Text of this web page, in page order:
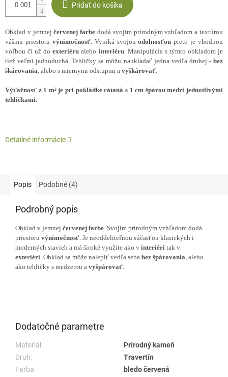
Pridať do košíka
Obklad v jemnejčervenej farbe dodá svojim prírodným vzhľadom a textúrou
vášmu priestoru výnimočnosť. Vyniká svojouodolnosťou preto je vhodnou
voľbou či už doexteriéru alebo interiéru. Manipulácia s týmto obkladom je
tiež veľmi jednoduchá. Tehličky sa môžu naukladať jedna vedľa druhej - bez
škárovania, alebo s miernymi odstupmi a vyškárovať.
Výťažnosť z 1 m² je pri pokládke rátaná s 1 cm špárou medzi jednotlivými
tehličkami.
Detailné informácie
Popis Podobné (4)
Podrobný popis
Obklad v jemnej červenej farbe. Svojim prírodným vzhľadom dodá
priestoru výnimočnosť. Je neoddeliteľnou súčasťou klasických i
moderných stavieb a má široké využite ako v interiéri tak v
exteriéri. Obklad sa môže nalepiť vedľa seba bez špárovania, alebo
ako tehličky s medzerou a vyšpárovať.
Dodatočné parametre
Materiál:
Prírodný kameň
Druh:
Travertín
Farba:
bledo červená